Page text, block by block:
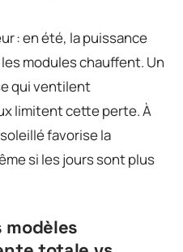
: en été, la puissance
modules chauffent. Un
qui ventilent
limitent cette perte. À
favorise la
si les jours sont plus
modèles